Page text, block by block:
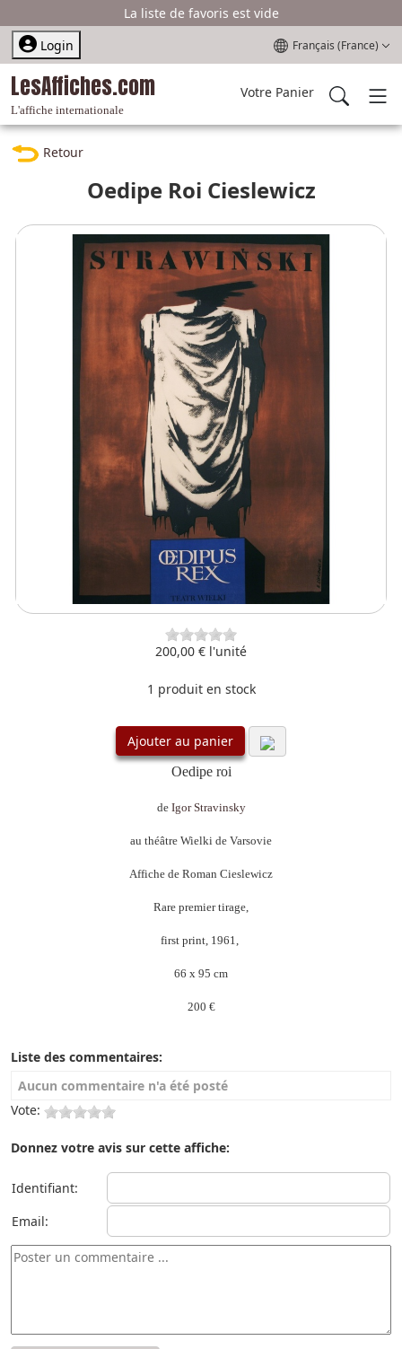
La liste de favoris est vide
Login
Sélectionnez votre
Français (France)
LesAffiches.com
L'affiche internationale
Votre Panier
Retour
Oedipe Roi Cieslewicz
200,00 € l'unité
1 produit en stock
Ajouter au panier
Oedipe roi
de Igor Stravinsky
au théâtre Wielki de Varsovie
Affiche de Roman Cieslewicz
Rare premier tirage,
first print, 1961,
66 x 95 cm
200 €
Liste des commentaires:
Aucun commentaire n'a été posté
Vote:
Donnez votre avis sur cette affiche:
Identifiant:
Email: